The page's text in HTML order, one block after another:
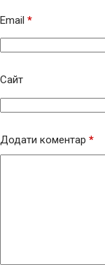
Email *
Сайт
Додати коментар *